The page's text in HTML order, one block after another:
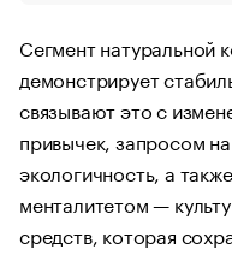
Сегмент натуральной
демонстрирует
связывают это с
привычек, запросом
экологичность, а
менталитетом —
средств, которая